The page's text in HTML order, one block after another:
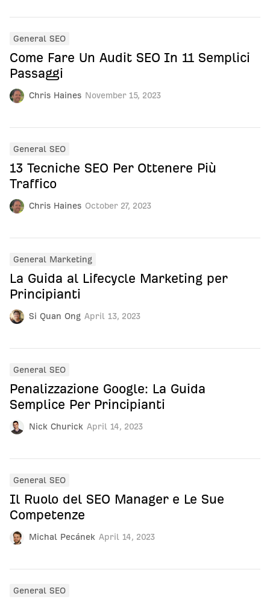
Chris Haines November 15, 2023
General SEO
Come Fare Un Audit SEO In 11 Semplici
Passaggi
Chris Haines October 27, 2023
General SEO
13 Tecniche SEO Per Ottenere Più
Traffico
Si Quan Ong April 13, 2023
General Marketing
La Guida al Lifecycle Marketing per
Principianti
Nick Churick April 14, 2023
General SEO
Penalizzazione Google: La Guida
Semplice Per Principianti
Michal Pecánek April 14, 2023
General SEO
Il Ruolo del SEO Manager e Le Sue
Competenze
General SEO